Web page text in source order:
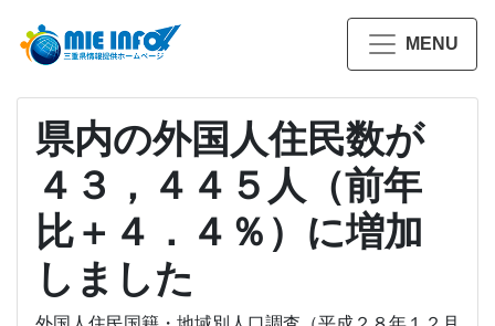
MENU
県内の外国人住民数が
４３，４４５人（前年
比＋４．４％）に増加
しました